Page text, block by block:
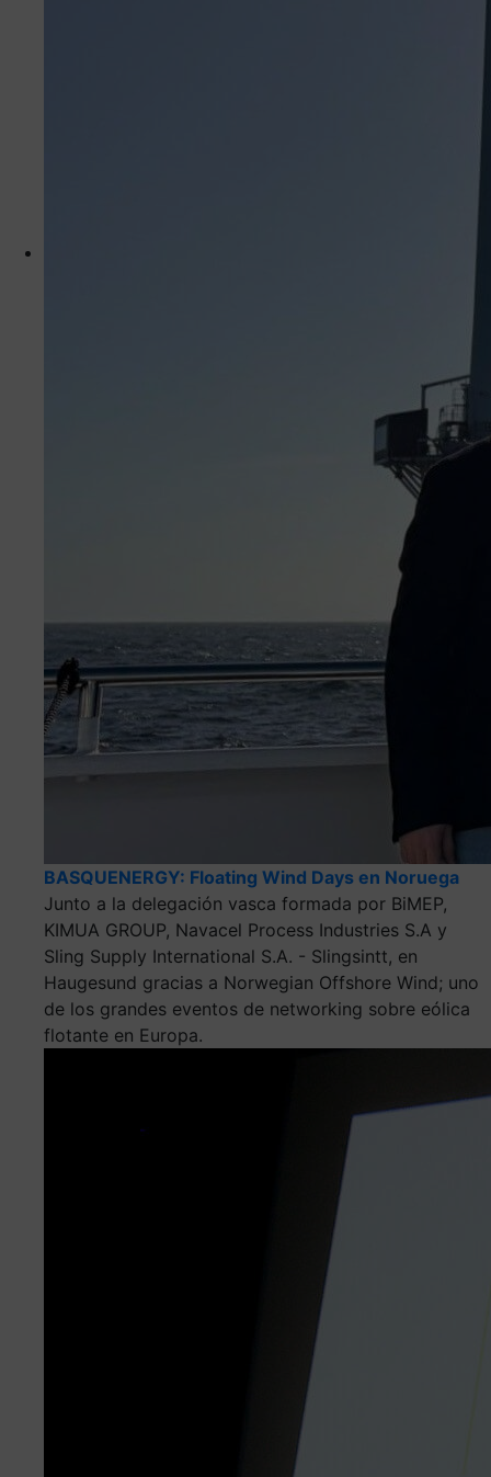
BASQUENERGY: Floating Wind Days en Noruega
Junto a la delegación vasca formada por BiMEP,
KIMUA GROUP, Navacel Process Industries S.A y
Sling Supply International S.A. - Slingsintt, en
Haugesund gracias a Norwegian Offshore Wind; uno
de los grandes eventos de networking sobre eólica
flotante en Europa.